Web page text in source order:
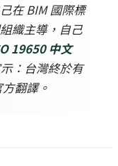
在 BIM 國際標
織主導，自己
19650 中文
：台灣終於有
翻譯。